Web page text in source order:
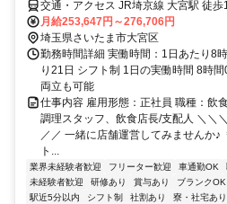
交通・アクセス JR埼京線 大宮駅 徒歩
月給253,647円～276,706円
埼玉県さいたま市大宮区
勤務時間詳細 実働時間：1日あたり8
り21日 シフト制 1日の実働時間 8時
両立も可能
仕事内容 雇用形態：正社員 職種：飲
調理スタッフ、飲食店長/支配人 ＼＼
／／ 一緒に店舗運営してみませんか♪
ト...
業界未経験者歓迎 フリーター歓迎 車通勤OK
未経験者歓迎
研修あり 賞与あり ブランクOK
駅近5分以内
シフト制 社割あり 寮・社宅あり